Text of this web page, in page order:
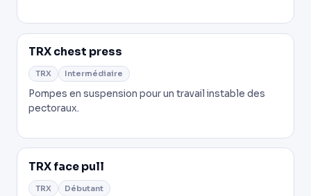
TRX chest press
TRX Intermédiaire
Pompes en suspension pour un travail instable des
pectoraux.
TRX face pull
TRX Débutant